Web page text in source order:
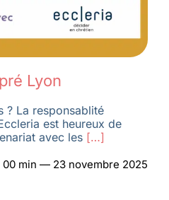
Lyon
? La responsablité
est heureux de
avec les[…]
00 min — 23 novembre 2025